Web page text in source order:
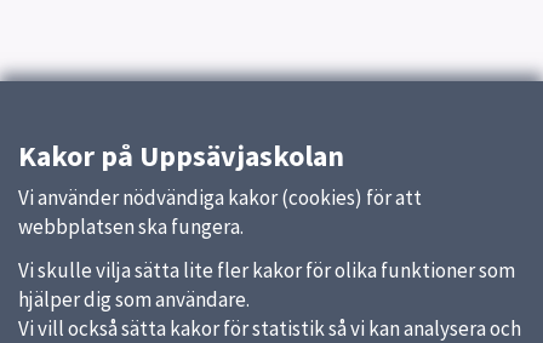
Kakor på Uppsävjaskolan
Vi använder nödvändiga kakor (cookies) för att
webbplatsen ska fungera.
Vi skulle vilja sätta lite fler kakor för olika funktioner som
hjälper dig som användare.
Vi vill också sätta kakor för statistik så vi kan analysera och